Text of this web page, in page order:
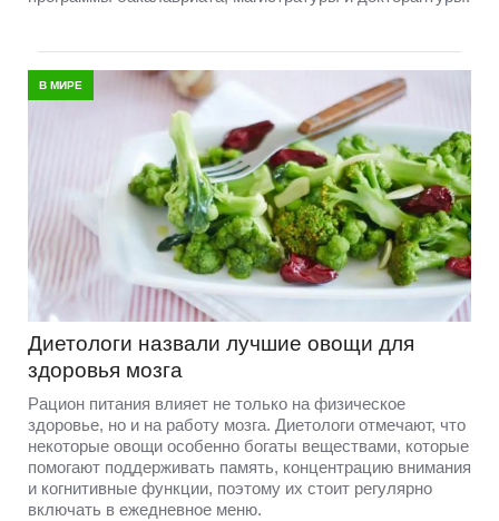
В МИРЕ
Диетологи назвали лучшие овощи для
здоровья мозга
Рацион питания влияет не только на физическое
здоровье, но и на работу мозга. Диетологи отмечают, что
некоторые овощи особенно богаты веществами, которые
помогают поддерживать память, концентрацию внимания
и когнитивные функции, поэтому их стоит регулярно
включать в ежедневное меню.